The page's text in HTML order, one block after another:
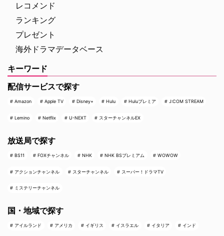
レコメンド
ランキング
プレゼント
海外ドラマデータベース
キーワード
配信サービスで探す
Amazon Apple TV Disney+ Hulu Huluプレミア J:COM STREAM
Lemino Netflix U-NEXT スターチャンネルEX
放送局で探す
BS11 FOXチャンネル NHK NHK BSプレミアム WOWOW
アクションチャンネル スターチャンネル スーパー！ドラマTV
ミステリーチャンネル
国・地域で探す
アイルランド アメリカ イギリス イスラエル イタリア インド